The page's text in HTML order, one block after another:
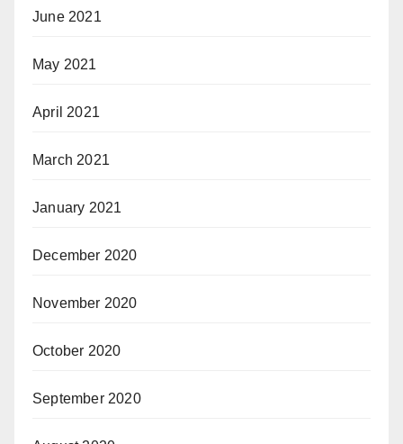
June 2021
May 2021
April 2021
March 2021
January 2021
December 2020
November 2020
October 2020
September 2020